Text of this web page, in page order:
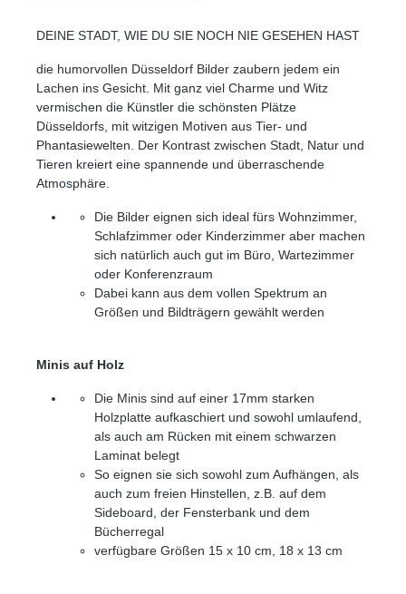
DEINE STADT, WIE DU SIE NOCH NIE GESEHEN HAST
die humorvollen Düsseldorf Bilder zaubern jedem ein
Lachen ins Gesicht. Mit ganz viel Charme und Witz
vermischen die Künstler die schönsten Plätze
Düsseldorfs, mit witzigen Motiven aus Tier- und
Phantasiewelten. Der Kontrast zwischen Stadt, Natur und
Tieren kreiert eine spannende und überraschende
Atmosphäre.
Die Bilder eignen sich ideal fürs Wohnzimmer,
Schlafzimmer oder Kinderzimmer aber machen
sich natürlich auch gut im Büro, Wartezimmer
oder Konferenzraum
Dabei kann aus dem vollen Spektrum an
Größen und Bildträgern gewählt werden
Minis auf Holz
Die Minis sind auf einer 17mm starken
Holzplatte aufkaschiert und sowohl umlaufend,
als auch am Rücken mit einem schwarzen
Laminat belegt
So eignen sie sich sowohl zum Aufhängen, als
auch zum freien Hinstellen, z.B. auf dem
Sideboard, der Fensterbank und dem
Bücherregal
verfügbare Größen 15 x 10 cm, 18 x 13 cm